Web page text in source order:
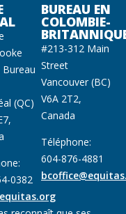
(QC)
0382
BUREAU EN
COLOMBIE-
#213-312 Main
Street
Vancouver (BC)
V6A 2T2,
Canada
Téléphone:
604-876-4881